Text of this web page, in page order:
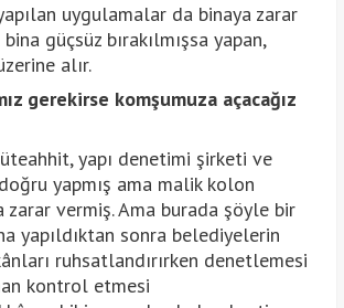
uygulamalar da binaya zarar
güçsüz bırakılmışsa yapan,
alır.
gerekirse komşumuza açacağız
yapı denetimi şirketi ve
yapmış ama malik kolon
zarar vermiş. Ama burada şöyle bir
yapıldıktan sonra belediyelerin
ruhsatlandırırken denetlemesi
kontrol etmesi